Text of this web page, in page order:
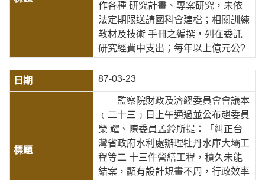
作各種 研究計畫、專案研究，未依
法定期限送請國科會建檔；相關訓練
教材及技術 手冊之編撰，列在委託
研究經費中支出；每年以上億元公?
87-03-23
監察院財政及濟經委員會會議本
﹝二十三﹞日上午通過並公布趙委員
榮 耀、陳委員孟鈴所提：「糾正台
灣省政府水利處辦理牡丹水庫大壩工
程等二 十三件營繕工程，積久未能
結案，顯有設計規畫不周，行政效率